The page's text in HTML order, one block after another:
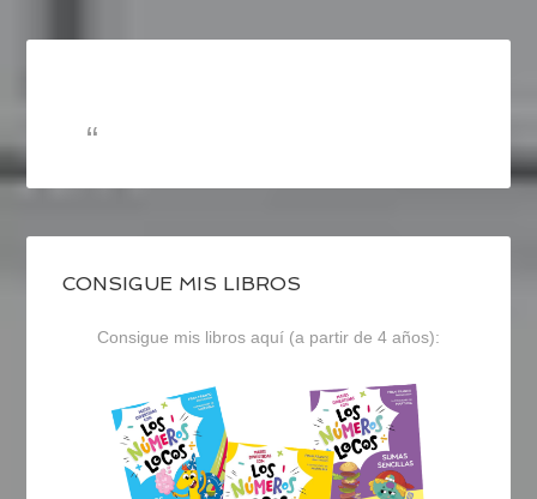
CONSIGUE MIS LIBROS
Consigue mis libros aquí (a partir de 4 años):